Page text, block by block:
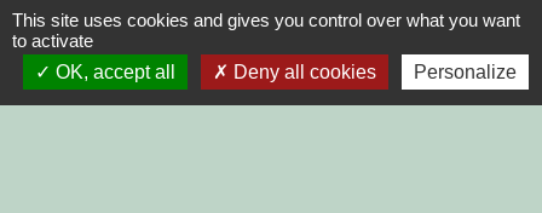
COTES D'ARMOR
REGION BRETAGNE
DEMARCHES
This site uses cookies and gives you control over what you want
to activate
OK, accept all
Deny all cookies Personalize